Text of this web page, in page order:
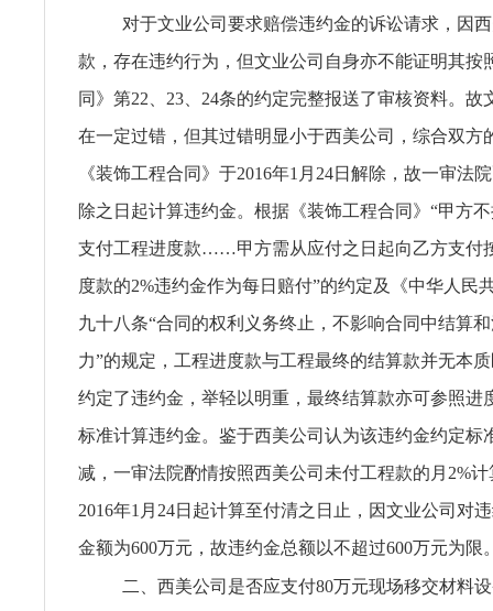
对于文业公司要求赔偿违约金的诉讼请求，因
款，存在违约行为，但文业公司自身亦不能证明其按
同》第22、23、24条的约定完整报送了审核资料。故
在一定过错，但其过错明显小于西美公司，综合双方
《装饰工程合同》于2016年1月24日解除，故一审法
除之日起计算违约金。根据《装饰工程合同》“甲方
支付工程进度款……甲方需从应付之日起向乙方支付
度款的2%违约金作为每日赔付”的约定及《中华人民
九十八条“合同的权利义务终止，不影响合同中结算
力”的规定，工程进度款与工程最终的结算款并无本
约定了违约金，举轻以明重，最终结算款亦可参照进
标准计算违约金。鉴于西美公司认为该违约金约定标
减，一审法院酌情按照西美公司未付工程款的月2%
2016年1月24日起计算至付清之日止，因文业公司对
金额为600万元，故违约金总额以不超过600万元为限
二、西美公司是否应支付80万元现场移交材料